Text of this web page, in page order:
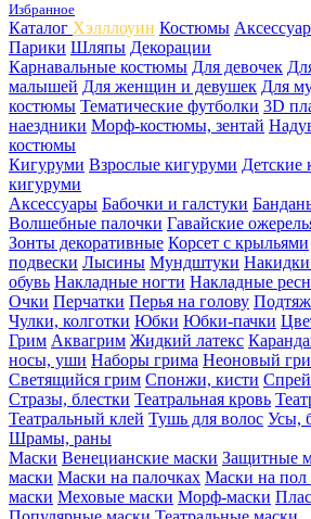
Избранное
Каталог Хэлллоуин Костюмы
Парики Шляпы Декорации
Карнавальные костюмы Для девочек
малышей Для женщин и девушек Для
костюмы Тематические футболки 3D
наездники Морф-костюмы, зентай
костюмы
Кигуруми Взрослые кигуруми Детские
кигуруми
Аксессуары Бабочки и галстуки
Волшебные палочки Гавайские
Зонты декоративные Корсет с крыльями
подвески Лысины Мундштуки
обувь Накладные ногти Накладные
Очки Перчатки Перья на голову
Чулки, колготки Юбки Юбки-пачки
Грим Аквагрим Жидкий латекс
носы, уши Наборы грима Неоновый
Светящийся грим Спонжи, кисти
Стразы, блестки Театральная кровь
Театральный клей Тушь для волос Усы,
Шрамы, раны
Маски Венецианские маски Защитные
маски Маски на палочках Маски на пол
маски Меховые маски Морф-маски